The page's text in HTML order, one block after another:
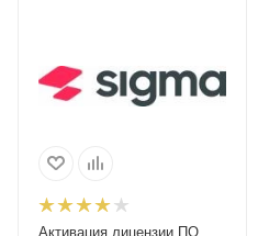
Активация лицензии ПО